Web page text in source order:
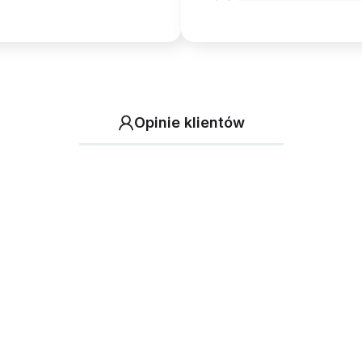
Opinie klientów